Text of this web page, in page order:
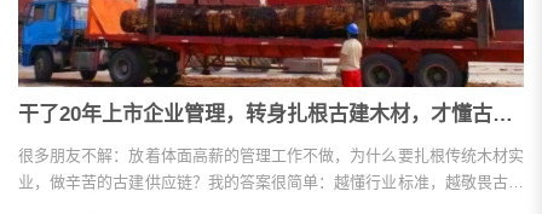
干了20年上市企业管理，转身扎根古建木材，才懂古建用料容不得半点将就！
很多朋友不解：放着体面高薪的管理工作不做，为什么要扎根传统木材实
业，做辛苦的古建供应链？我的答案很简单：越懂行业标准，越敬畏古建